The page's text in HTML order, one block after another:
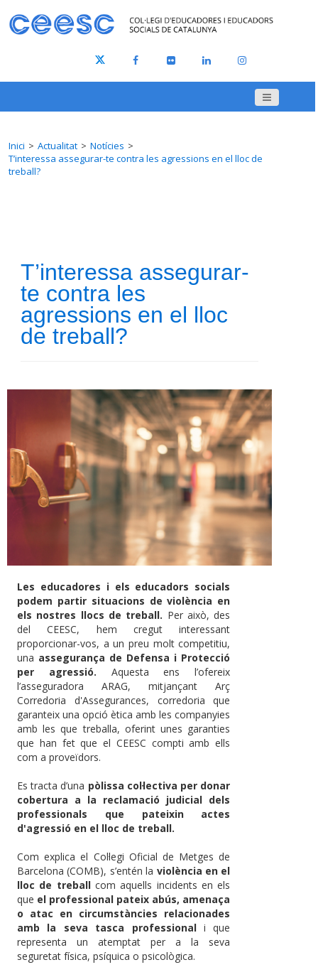
Inici Actualitat
Notícies
T’interessa assegurar-te contra les agressions en el lloc de
treball?
T’interessa assegurar-
te contra les
agressions en el lloc
de treball?
Les educadores i els educadors socials
podem partir situacions de violència en
els nostres llocs de treball. Per això, des
del CEESC, hem cregut interessant
proporcionar-vos, a un preu molt competitiu,
una assegurança de Defensa i Protecció
per agressió. Aquesta ens l’ofereix
l’asseguradora ARAG, mitjançant Arç
Corredoria d'Assegurances, corredoria que
garanteix una opció ètica amb les companyies
amb les que treballa, oferint unes garanties
que han fet que el CEESC compti amb ells
com a proveïdors.
Es tracta d’una pòlissa col·lectiva per donar
cobertura a la reclamació judicial dels
professionals que pateixin actes
d'agressió en el lloc de treball.
Com explica el Col·legi Oficial de Metges de
Barcelona (COMB), s’entén la violència en el
lloc de treballcom aquells incidents en els
que el professional pateix abús, amenaça
o atac en circumstàncies relacionades
amb la seva tasca professionali que
representa un atemptat per a la seva
seguretat física, psíquica o psicològica.